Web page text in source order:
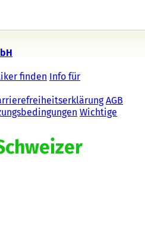
finden Info für
AGB
Wichtige